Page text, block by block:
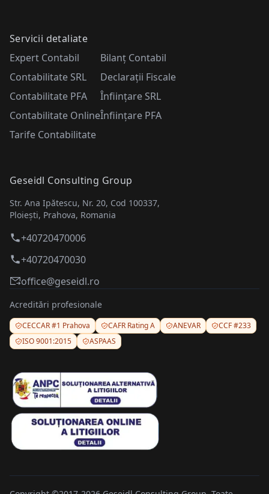
Servicii detaliate
Expert Contabil
Contabilitate SRL
Contabilitate PFA
Contabilitate Online
Tarife Contabilitate
Bilanț Contabil
Declarații Fiscale
Înființare SRL
Înființare PFA
Geseidl Consulting Group
Str. Ana Ipătescu, Nr. 20, Cod 100337,
Ploiești, Prahova, Romania
+40720470006
+40720470030
office@geseidl.ro
Acreditări profesionale
CECCAR #1 Prahova CAFR Rating A ANEVAR
CCF #233
ISO 9001:2015
ASPAAS